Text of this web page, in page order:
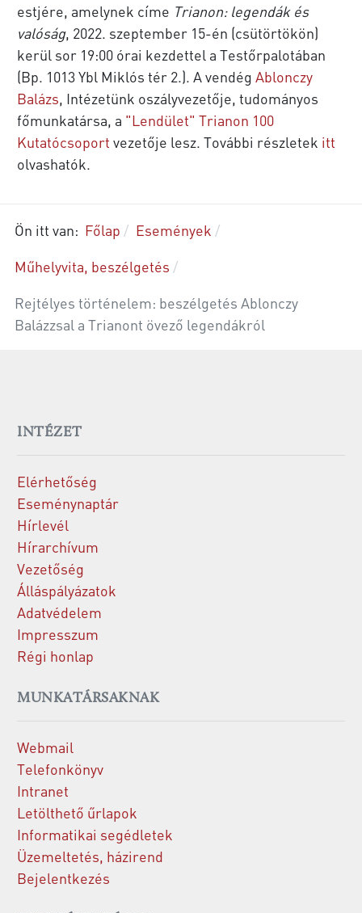
estjére, amelynek címe Trianon: legendák és
valóság, 2022. szeptember 15-én (csütörtökön)
kerül sor 19:00 órai kezdettel a Testőrpalotában
(Bp. 1013 Ybl Miklós tér 2.). A vendég Ablonczy
Balázs, Intézetünk oszályvezetője, tudományos
főmunkatársa, a "Lendület" Trianon 100
Kutatócsoport vezetője lesz. További részletek itt
olvashatók.
Ön itt van: Főlap
Események
Műhelyvita, beszélgetés
Rejtélyes történelem: beszélgetés Ablonczy
Balázzsal a Trianont övező legendákról
INTÉZET
Elérhetőség
Eseménynaptár
Hírlevél
Hírarchívum
Vezetőség
Álláspályázatok
Adatvédelem
Impresszum
Régi honlap
MUNKATÁRSAKNAK
Webmail
Telefonkönyv
Intranet
Letölthető űrlapok
Informatikai segédletek
Üzemeltetés, házirend
Bejelentkezés